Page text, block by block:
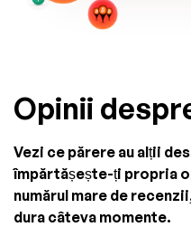
Opinii
Vezi ce părere au alții
împărtășește-ți propria
numărul mare de
dura câteva momente.